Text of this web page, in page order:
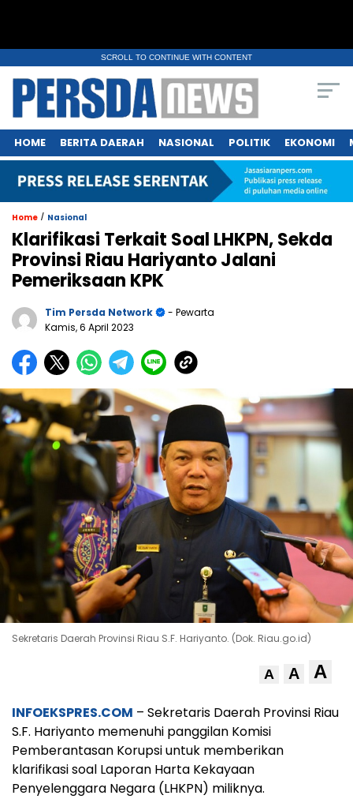
SCROLL TO CONTINUE WITH CONTENT
HOME BERITA DAERAH NASIONAL POLITIK EKONOMI
Home / Nasional
Klarifikasi Terkait Soal LHKPN, Sekda
Provinsi Riau Hariyanto Jalani
Pemeriksaan KPK
Tim Persda Network
- Pewarta
Kamis, 6 April 2023
Sekretaris Daerah Provinsi Riau S.F. Hariyanto. (Dok. Riau.go.id)
A A A
INFOEKSPRES.COM – Sekretaris Daerah Provinsi Riau
S.F. Hariyanto memenuhi panggilan Komisi
Pemberantasan Korupsi untuk memberikan
klarifikasi soal Laporan Harta Kekayaan
Penyelenggara Negara (LHKPN) miliknya.